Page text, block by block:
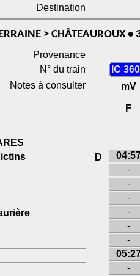
Destination
> CHÂTEAUROUX
Provenance
N° du train
IC
Notes à consulter
mV
F
D
-
-
-
-
-
-
-